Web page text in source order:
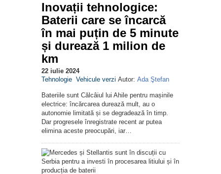
Inovații tehnologice:
Baterii care se încarcă
în mai puțin de 5 minute
și durează 1 milion de
km
22 iulie 2024
Tehnologie Vehicule verzi Autor: Ada Ştefan
Bateriile sunt Călcâiul lui Ahile pentru mașinile
electrice: încărcarea durează mult, au o
autonomie limitată și se degradează în timp.
Dar progresele înregistrate recent ar putea
elimina aceste preocupări, iar…